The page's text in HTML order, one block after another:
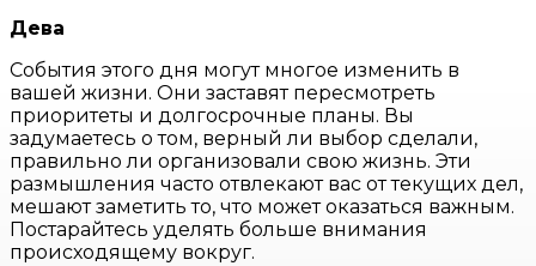
Дева
События этого дня могут многое изменить в
вашей жизни. Они заставят пересмотреть
приоритеты и долгосрочные планы. Вы
задумаетесь о том, верный ли выбор сделали,
правильно ли организовали свою жизнь. Эти
размышления часто отвлекают вас от текущих дел,
мешают заметить то, что может оказаться важным.
Постарайтесь уделять больше внимания
происходящему вокруг.